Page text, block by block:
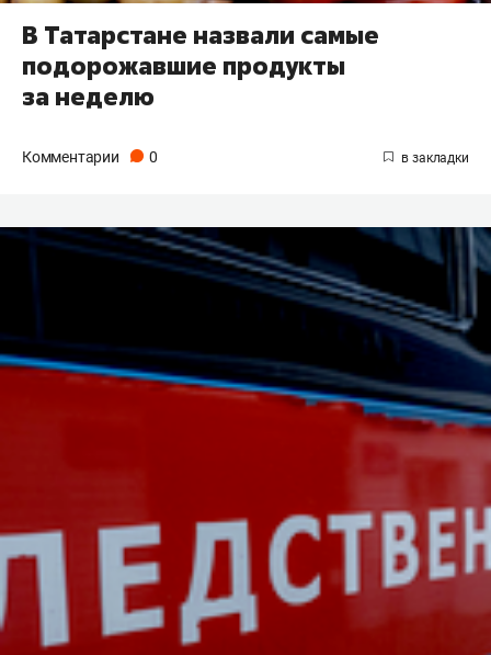
В Татарстане назвали самые
подорожавшие продукты
за неделю
Комментарии 0